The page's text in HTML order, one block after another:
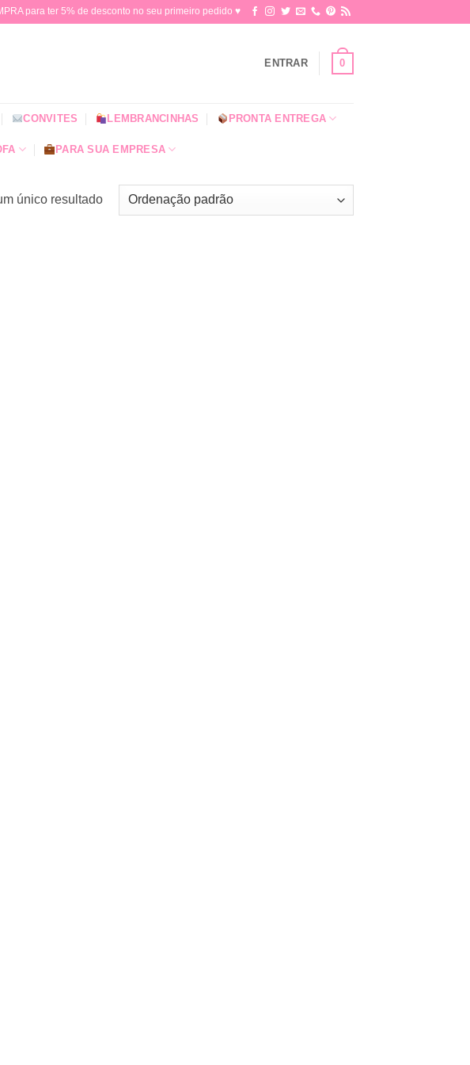
para ter 5% de desconto no seu primeiro pedido ♥​
ENTRAR 0
CONVITES LEMBRANCINHAS PRONTA ENTREGA
PARA SUA EMPRESA
único resultado